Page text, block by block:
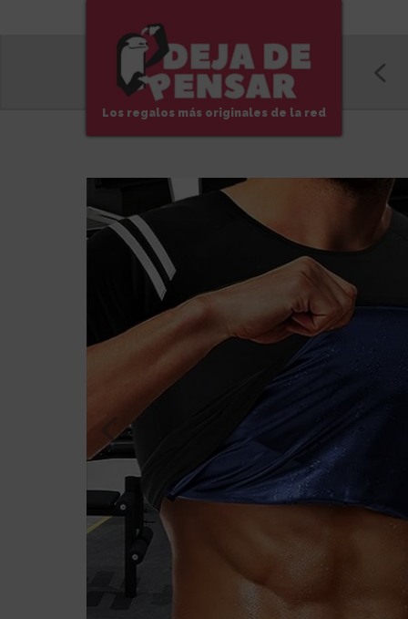
Los regalos más originales de la red